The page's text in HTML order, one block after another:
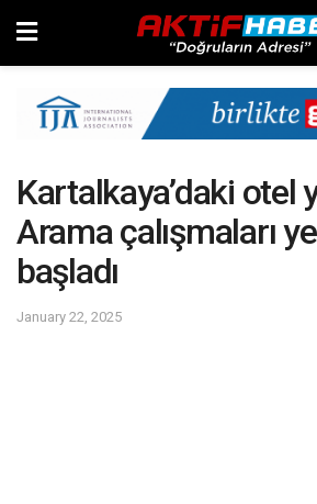
Kartalkaya’daki otel
Arama çalışmaları
başladı
January 22, 2025